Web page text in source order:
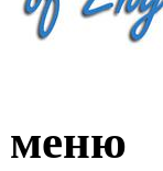
меню